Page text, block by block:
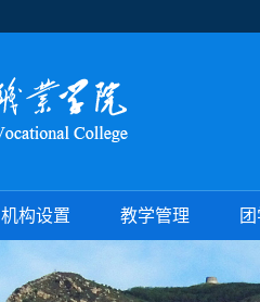
机构设置 教学管理